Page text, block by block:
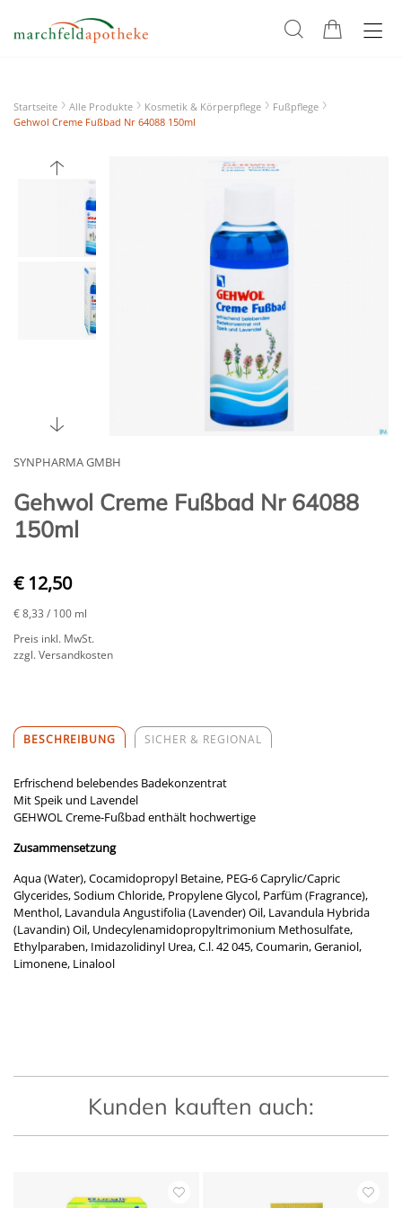
Startseite Alle Produkte Kosmetik & Körperpflege
Fußpflege
Gehwol Creme Fußbad Nr 64088 150ml
SYNPHARMA GMBH
Gehwol Creme Fußbad Nr 64088
150ml
€ 12,50
€ 8,33 / 100 ml
Preis inkl. MwSt.
zzgl. Versandkosten
BESCHREIBUNG SICHER & REGIONAL
Erfrischend belebendes Badekonzentrat
Mit Speik und Lavendel
GEHWOL Creme-Fußbad enthält hochwertige
Zusammensetzung
Aqua (Water), Cocamidopropyl Betaine, PEG-6 Caprylic/Capric
Glycerides, Sodium Chloride, Propylene Glycol, Parfüm (Fragrance),
Menthol, Lavandula Angustifolia (Lavender) Oil, Lavandula Hybrida
(Lavandin) Oil, Undecylenamidopropyltrimonium Methosulfate,
Ethylparaben, Imidazolidinyl Urea, C.l. 42 045, Coumarin, Geraniol,
Limonene, Linalool
Kunden kauften auch: